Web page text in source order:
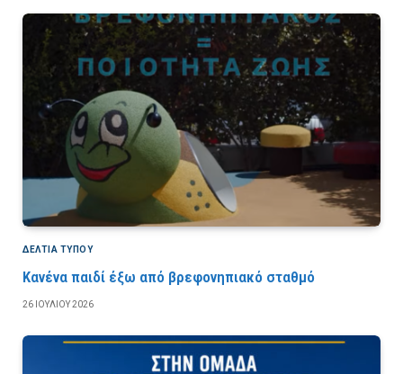
ΔΕΛΤΙΑ ΤΥΠΟΥ
Κανένα παιδί έξω από βρεφονηπιακό σταθμό
26 ΙΟΥΛΊΟΥ 2026